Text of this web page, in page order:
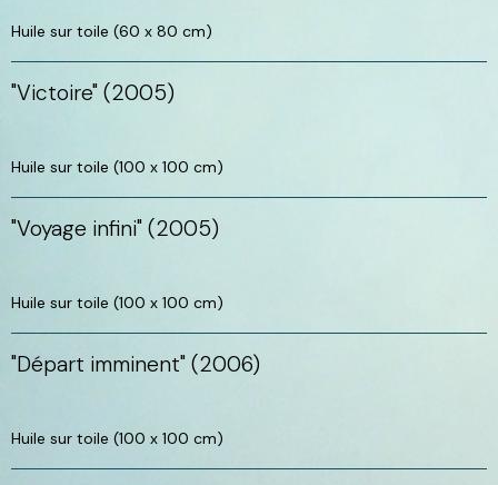
Huile sur toile (60 x 80 cm)
"Victoire" (2005)
Huile sur toile (100 x 100 cm)
"Voyage infini" (2005)
Huile sur toile (100 x 100 cm)
"Départ imminent" (2006)
Huile sur toile (100 x 100 cm)